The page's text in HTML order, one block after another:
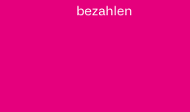
bezahlen